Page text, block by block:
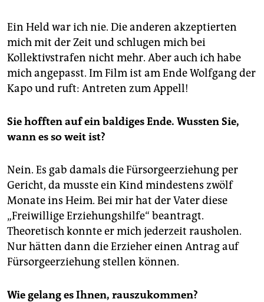
Ein Held war ich nie. Die anderen akzeptierten
mich mit der Zeit und schlugen mich bei
Kollektivstrafen nicht mehr. Aber auch ich habe
mich angepasst. Im Film ist am Ende Wolfgang der
Kapo und ruft: Antreten zum Appell!
Sie hofften auf ein baldiges Ende. Wussten Sie,
wann es so weit ist?
Nein. Es gab damals die Fürsorgeerziehung per
Gericht, da musste ein Kind mindestens zwölf
Monate ins Heim. Bei mir hat der Vater diese
„Freiwillige Erziehungshilfe“ beantragt.
Theoretisch konnte er mich jederzeit rausholen.
Nur hätten dann die Erzieher einen Antrag auf
Fürsorgeerziehung stellen können.
Wie gelang es Ihnen, rauszukommen?